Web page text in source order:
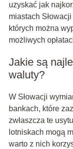
uzyskać jak
miastach
których można
możliwych
Jakie są
waluty?
W Słowacji
bankach, które
zwłaszcza te
lotniskach mogą
warto z nich